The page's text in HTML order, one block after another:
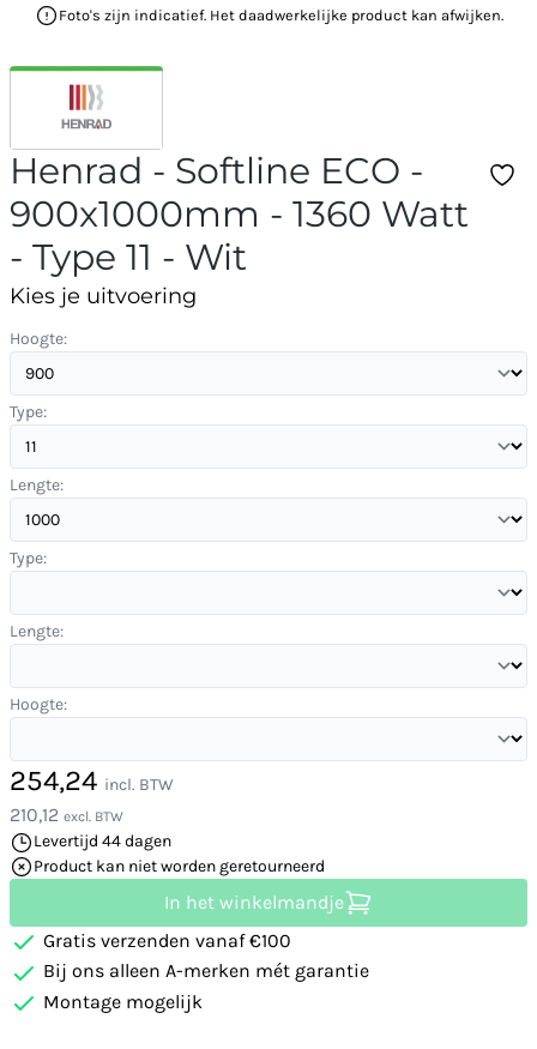
Foto's zijn indicatief. Het daadwerkelijke product kan afwijken.
Henrad - Softline ECO -
900x1000mm - 1360 Watt
- Type 11 - Wit
Kies je uitvoering
Hoogte:
Type:
Lengte:
Type:
Lengte:
Hoogte:
254,24 incl. BTW
210,12 excl. BTW
Levertijd 44 dagen
Product kan niet worden geretourneerd
In het winkelmandje
Gratis verzenden vanaf €100
Bij ons alleen A-merken mét garantie
Montage mogelijk